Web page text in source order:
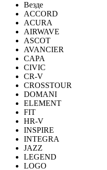
Везде
ACCORD
ACURA
AIRWAVE
ASCOT
AVANCIER
CAPA
CIVIC
CR-V
CROSSTOUR
DOMANI
ELEMENT
FIT
HR-V
INSPIRE
INTEGRA
JAZZ
LEGEND
LOGO